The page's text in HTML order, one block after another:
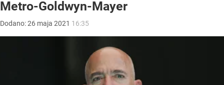
Metro-Goldwyn-Mayer
Dodano:26 maja 2021 16:35